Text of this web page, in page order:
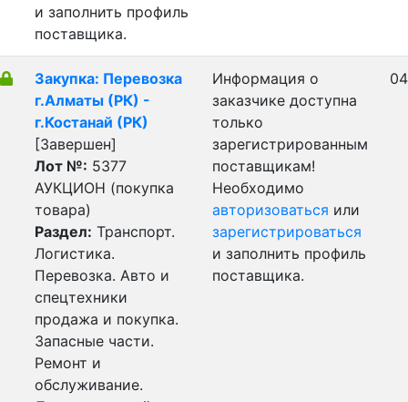
и заполнить профиль
поставщика.
Закупка: Перевозка
г.Алматы (РК) -
г.Костанай (РК)
[Завершен]
Лот №: 5377
АУКЦИОН (покупка
товара)
Раздел: Транспорт.
Логистика.
Перевозка. Авто и
спецтехники
продажа и покупка.
Запасные части.
Ремонт и
обслуживание.
Информация о
заказчике доступна
только
зарегистрированным
поставщикам!
Необходимо
авторизоваться или
зарегистрироваться
и заполнить профиль
поставщика.